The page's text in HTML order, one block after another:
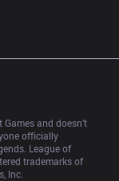
Games and doesn’t
officially
League of
trademarks of
Inc.